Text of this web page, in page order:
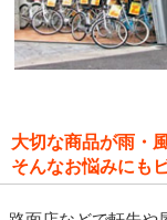
大切な商品が雨・
そんなお悩みにも